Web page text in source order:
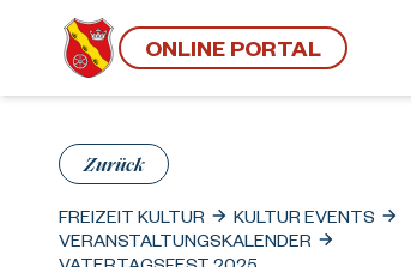
ONLINE PORTAL
Zurück
FREIZEIT KULTUR
KULTUR EVENTS
VERANSTALTUNGSKALENDER